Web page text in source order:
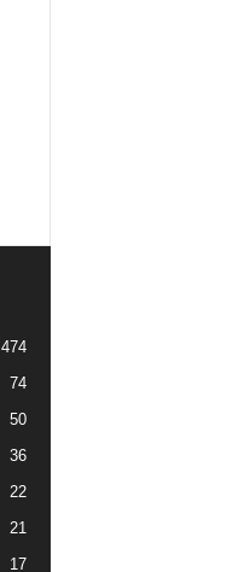
474
74
50
36
22
21
17